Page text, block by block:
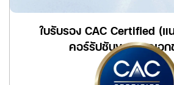
ใบรับรอง CAC Certified (
คอร์รัปชันของภาคเอก
อ่านเพิ่มเติม